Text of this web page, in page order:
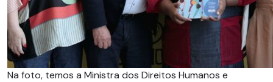
Na foto, temos a Ministra dos Direitos Humanos e